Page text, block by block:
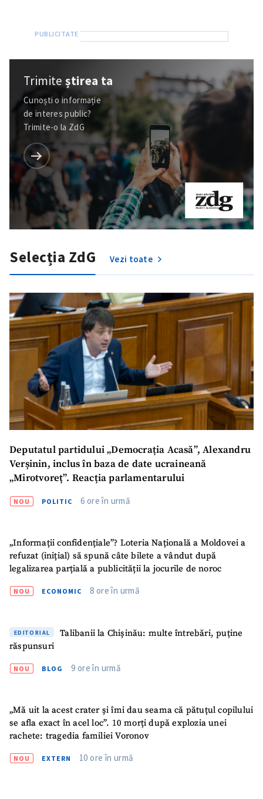
Trimite o informație
Despre ZdG
in English
Trimiteștirea ta
Cunoști o informație
de interes public?
Trimite-o la ZdG
Selecția ZdG Vezi toate
Deputatul partidului „Democrația Acasă”, Alexandru
Verșinin, inclus în baza de date ucraineană
„Mirotvoreț”. Reacția parlamentarului
NOU POLITIC 6 ore în urmă
„Informații confidențiale”? Loteria Națională a Moldovei a
refuzat (inițial) să spună câte bilete a vândut după
legalizarea parțială a publicității la jocurile de noroc
NOU ECONOMIC 8 ore în urmă
EDITORIAL
Talibanii la Chișinău: multe întrebări, puține
răspunsuri
NOU BLOG 9 ore în urmă
„Mă uit la acest crater și îmi dau seama că pătuțul copilului
se afla exact în acel loc”. 10 morți după explozia unei
rachete: tragedia familiei Voronov
NOU EXTERN 10 ore în urmă